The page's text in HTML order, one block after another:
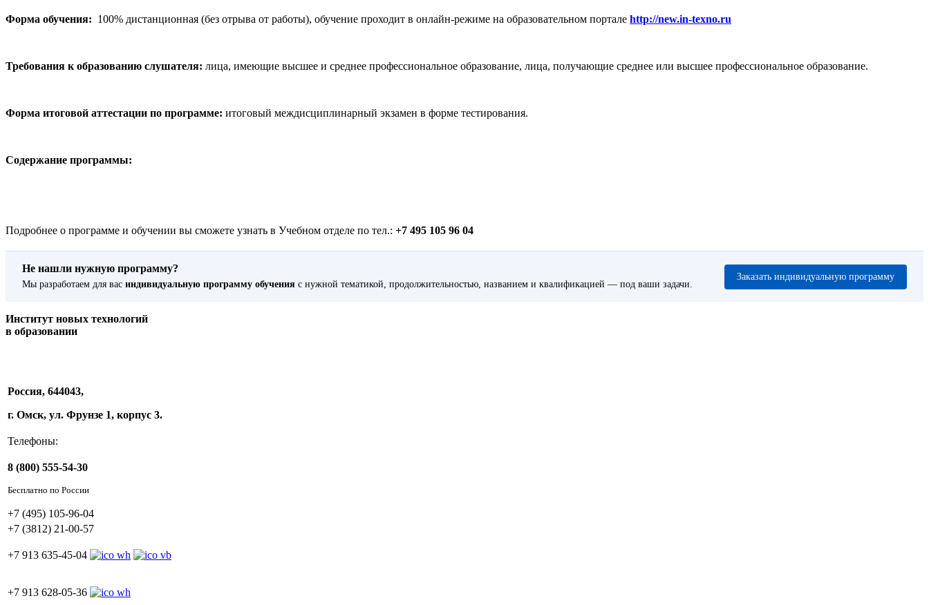
Форма обучения: 100% дистанционная (без отрыва от работы), обучение проходит в онлайн-режиме на образовательном портале http://new.in-texno.ru
Требования к образованию слушателя: лица, имеющие высшее и среднее профессиональное образование, лица, получающие среднее или высшее профессиональное образование.
Форма итоговой аттестации по программе: итоговый междисциплинарный экзамен в форме тестирования.
Содержание программы:
Подробнее о программе и обучении вы сможете узнать в Учебном отделе по тел.: +7 495 105 96 04
Не нашли нужную программу?
Мы разработаем для вас индивидуальную программу обучения с нужной тематикой, продолжительностью, названием и квалификацией — под ваши задачи.
Заказать индивидуальную программу
Институт новых технологий
в образовании
Россия, 644043,
г. Омск, ул. Фрунзе 1, корпус 3.
Телефоны:
8 (800) 555-54-30
Бесплатно по России
+7 (495) 105-96-04
+7 (3812) 21-00-57
+7 913 635-45-04
+7 913 628-05-36